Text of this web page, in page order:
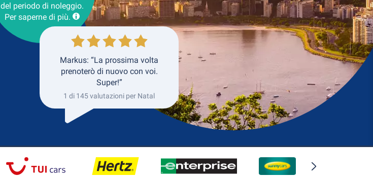
Ritorno
del periodo di noleggio.
Per saperne di più.
Markus: “La prossima volta
prenoterò di nuovo con voi.
Super!”
1 di 145 valutazioni per Natal